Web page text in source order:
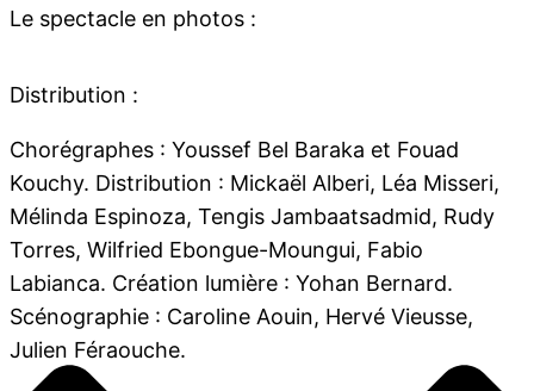
Le spectacle en photos :
Distribution :
Chorégraphes : Youssef Bel Baraka et Fouad
Kouchy. Distribution : Mickaël Alberi, Léa Misseri,
Mélinda Espinoza, Tengis Jambaatsadmid, Rudy
Torres, Wilfried Ebongue-Moungui, Fabio
Labianca. Création lumière : Yohan Bernard.
Scénographie : Caroline Aouin, Hervé Vieusse,
Julien Féraouche.